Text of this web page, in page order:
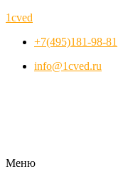
1cved
+7(495)181-98-81
info@1cved.ru
Меню